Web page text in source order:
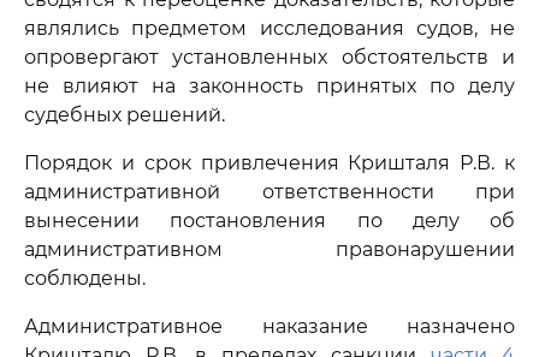
являлись предметом исследования судов, не
опровергают установленных обстоятельств и
не влияют на законность принятых по делу
судебных решений.
Порядок и срок привлечения Кришталя Р.В. к
административной ответственности при
вынесении постановления по делу об
административном правонарушении
соблюдены.
Административное наказание назначено